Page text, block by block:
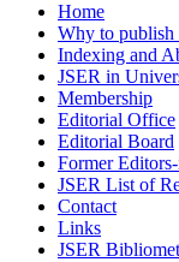
Home
Why to publish
Indexing and
JSER in
Membership
Editorial Office
Editorial Board
Former
JSER List of
Contact
Links
JSER